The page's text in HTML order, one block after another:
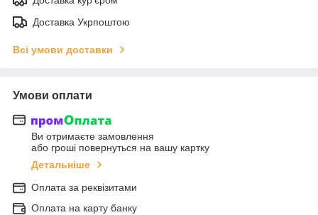
Доставка Укрпоштою
Всі умови доставки
Умови оплати
Ви отримаєте замовлення
або гроші повернуться на вашу картку
Детальніше
Оплата за реквізитами
Оплата на карту банку